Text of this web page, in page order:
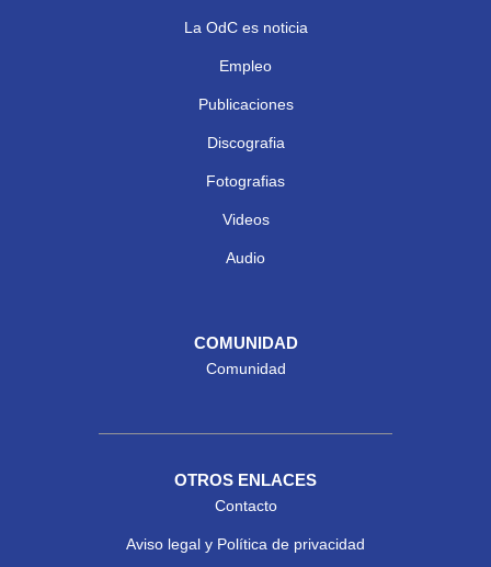
La OdC es noticia
Empleo
Publicaciones
Discografia
Fotografias
Videos
Audio
COMUNIDAD
Comunidad
OTROS ENLACES
Contacto
Aviso legal y Política de privacidad